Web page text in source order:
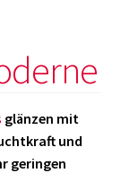
glänzen mit
und
geringen